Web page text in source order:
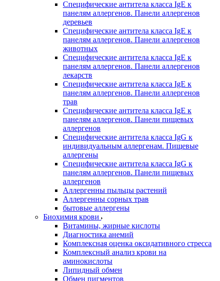
Специфические антитела класса IgE к
панелям аллергенов. Панели аллергенов
деревьев
Специфические антитела класса IgE к
панелям аллергенов. Панели аллергенов
животных
Специфические антитела класса IgE к
панелям аллергенов. Панели аллергенов
лекарств
Специфические антитела класса IgE к
панелям аллергенов. Панели аллергенов
трав
Специфические антитела класса IgE к
панелям аллергенов. Панели пищевых
аллергенов
Специфические антитела класса IgG к
индивидуальным аллергенам. Пищевые
аллергены
Специфические антитела класса IgG к
панелям аллергенов. Панели пищевых
аллергенов
Аллергенны пыльцы растений
Аллергенны сорных трав
бытовые аллергены
Биохимия крови
Витамины, жирные кислоты
Диагностика анемий
Комплексная оценка оксидативного стресса
Комплексный анализ крови на
аминокислоты
Липидный обмен
Обмен пигментов